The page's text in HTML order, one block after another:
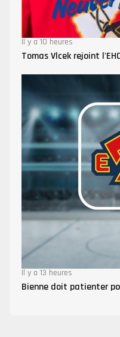
Il y a 10 heures
Tomas Vlcek rejoint
Il y a 13 heures
Bienne doit patienter